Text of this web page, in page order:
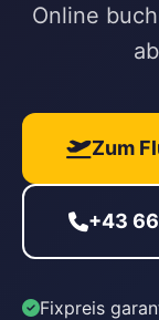
Online
Zum
+43
Fixpreis